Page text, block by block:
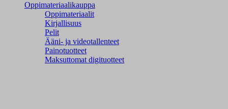
Oppimateriaalikauppa
Oppimateriaalit
Kirjallisuus
Pelit
Ääni- ja videotallenteet
Painotuotteet
Maksuttomat digituotteet